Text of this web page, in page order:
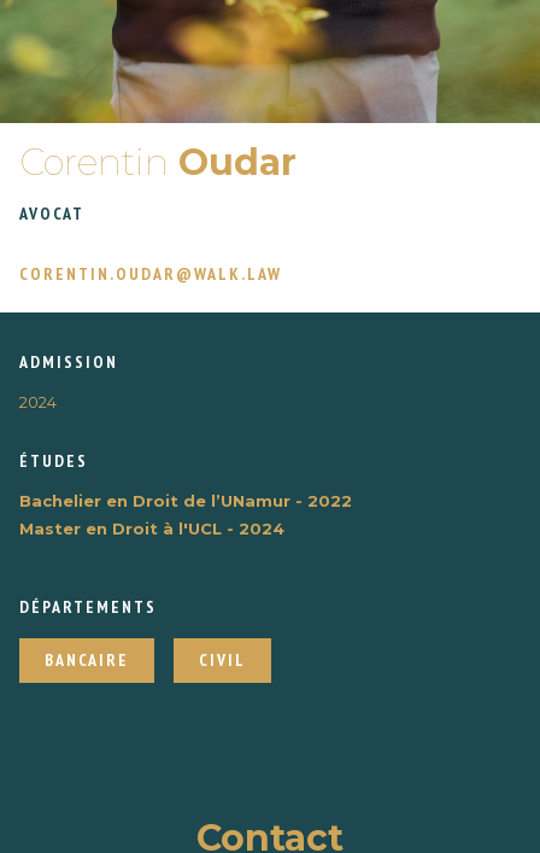
Corentin Oudar
AVOCAT
CORENTIN.OUDAR@WALK.LAW
ADMISSION
2024
ÉTUDES
Bachelier en Droit de l’UNamur - 2022
Master en Droit à l'UCL - 2024
DÉPARTEMENTS
BANCAIRE CIVIL
Contact